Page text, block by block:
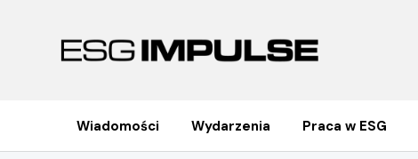
Wiadomości Wydarzenia Praca w ESG